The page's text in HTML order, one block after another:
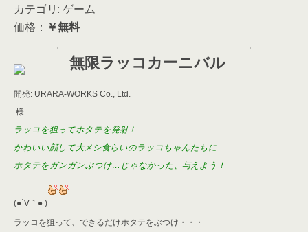
カテゴリ: ゲーム
価格： ￥無料
無限ラッコカーニバル
開発: URARA-WORKS Co., Ltd.
様
ラッコを狙ってホタテを発射！
かわいい顔して大メシ食らいのラッコちゃんたちに
ホタテをガンガンぶつけ…じゃなかった、与えよう！
(●´∀｀● )
ラッコを狙って、できるだけホタテをぶつけ・・・